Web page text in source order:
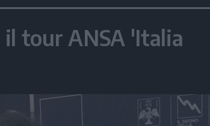
tour ANSA 'Italia